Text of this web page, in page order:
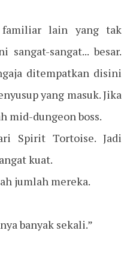
familiar lain yang tak
sangat... besar.
ditempatkan disini
yang masuk. Jika
mid-dungeon boss.
Spirit Tortoise. Jadi
kuat.
jumlah mereka.
banyak sekali.”